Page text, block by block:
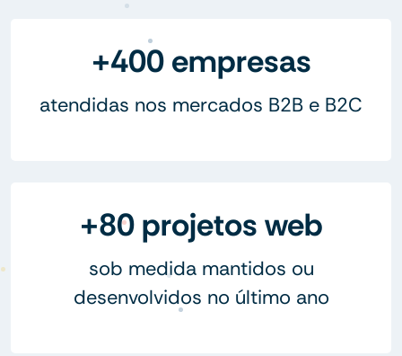
+400 empresas
atendidas nos mercados B2B e B2C
+80 projetos web
sob medida mantidos ou
desenvolvidos no último ano